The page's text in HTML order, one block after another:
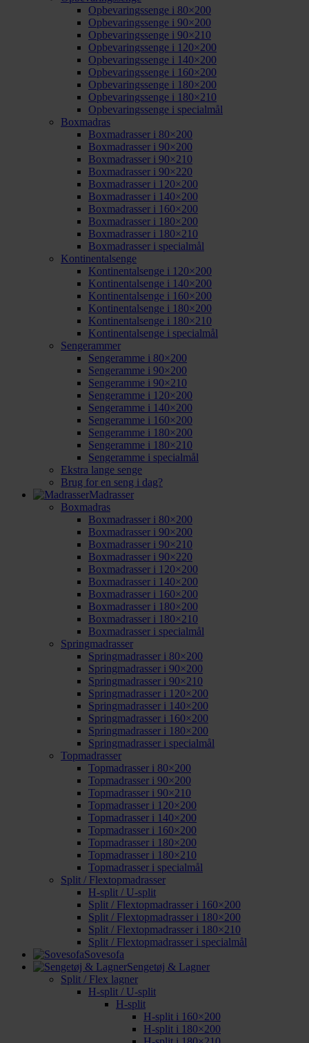
Opbevaringssenge i 80×200
Opbevaringssenge i 90×200
Opbevaringssenge i 90×210
Opbevaringssenge i 120×200
Opbevaringssenge i 140×200
Opbevaringssenge i 160×200
Opbevaringssenge i 180×200
Opbevaringssenge i 180×210
Opbevaringssenge i specialmål
Boxmadras
Boxmadrasser i 80×200
Boxmadrasser i 90×200
Boxmadrasser i 90×210
Boxmadrasser i 90×220
Boxmadrasser i 120×200
Boxmadrasser i 140×200
Boxmadrasser i 160×200
Boxmadrasser i 180×200
Boxmadrasser i 180×210
Boxmadrasser i specialmål
Kontinentalsenge
Kontinentalsenge i 120×200
Kontinentalsenge i 140×200
Kontinentalsenge i 160×200
Kontinentalsenge i 180×200
Kontinentalsenge i 180×210
Kontinentalsenge i specialmål
Sengerammer
Sengeramme i 80×200
Sengeramme i 90×200
Sengeramme i 90×210
Sengeramme i 120×200
Sengeramme i 140×200
Sengeramme i 160×200
Sengeramme i 180×200
Sengeramme i 180×210
Sengeramme i specialmål
Ekstra lange senge
Brug for en seng i dag?
Madrasser
Boxmadras
Boxmadrasser i 80×200
Boxmadrasser i 90×200
Boxmadrasser i 90×210
Boxmadrasser i 90×220
Boxmadrasser i 120×200
Boxmadrasser i 140×200
Boxmadrasser i 160×200
Boxmadrasser i 180×200
Boxmadrasser i 180×210
Boxmadrasser i specialmål
Springmadrasser
Springmadrasser i 80×200
Springmadrasser i 90×200
Springmadrasser i 90×210
Springmadrasser i 120×200
Springmadrasser i 140×200
Springmadrasser i 160×200
Springmadrasser i 180×200
Springmadrasser i specialmål
Topmadrasser
Topmadrasser i 80×200
Topmadrasser i 90×200
Topmadrasser i 90×210
Topmadrasser i 120×200
Topmadrasser i 140×200
Topmadrasser i 160×200
Topmadrasser i 180×200
Topmadrasser i 180×210
Topmadrasser i specialmål
Split / Flextopmadrasser
H-split / U-split
Split / Flextopmadrasser i 160×200
Split / Flextopmadrasser i 180×200
Split / Flextopmadrasser i 180×210
Split / Flextopmadrasser i specialmål
Sovesofa
Sengetøj & Lagner
Split / Flex lagner
H-split / U-split
H-split
H-split i 160×200
H-split i 180×200